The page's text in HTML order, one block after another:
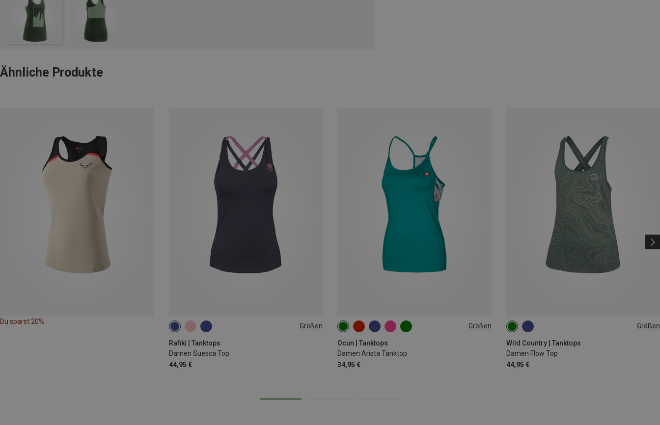
Ähnliche Produkte
Du sparst 20%
Größen
Rafiki | Tanktops
Damen Suesca Top
44,95 €
XS S Größen
Ocun | Tanktops
Damen Arista Tanktop
34,95 €
XS L Größen
Wild Country | Tanktops
Damen Flow Top
44,95 €
XS S